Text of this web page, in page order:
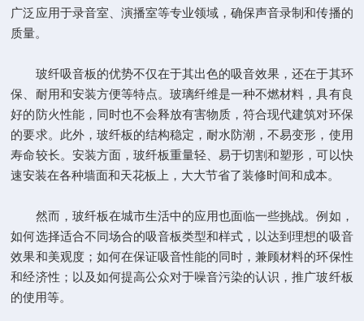
广泛应用于录音室、演播室等专业领域，确保声音录制和传播的
质量。
玻纤吸音板的优势不仅在于其出色的吸音效果，还在于其环
保、耐用和安装方便等特点。玻璃纤维是一种不燃材料，具有良
好的防火性能，同时也不会释放有害物质，符合现代建筑对环保
的要求。此外，玻纤板的结构稳定，耐水防潮，不易变形，使用
寿命较长。安装方面，玻纤板重量轻、易于切割和塑形，可以快
速安装在各种墙面和天花板上，大大节省了装修时间和成本。
然而，玻纤板在城市生活中的应用也面临一些挑战。例如，
如何选择适合不同场合的吸音板类型和样式，以达到理想的吸音
效果和美观度；如何在保证吸音性能的同时，兼顾材料的环保性
和经济性；以及如何提高公众对于噪音污染的认识，推广玻纤板
的使用等。